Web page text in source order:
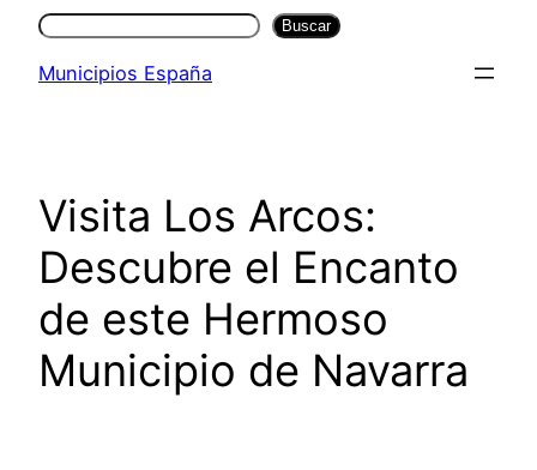
Buscar Buscar
Municipios España
Visita Los Arcos:
Descubre el Encanto
de este Hermoso
Municipio de Navarra